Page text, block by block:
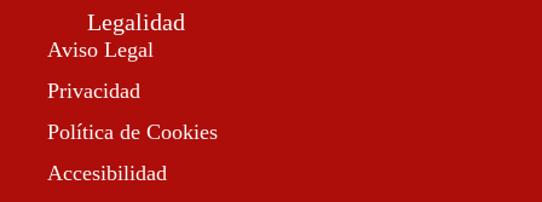
Legalidad
Aviso Legal
Privacidad
Política de Cookies
Accesibilidad